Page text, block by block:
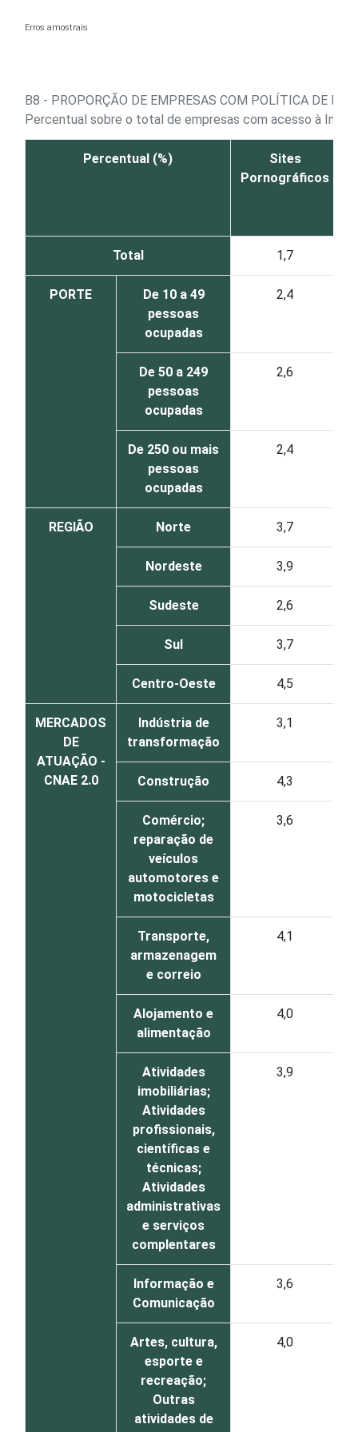
Erros amostrais
B8 - PROPORÇÃO DE EMPRESAS COM POLÍTICA DE
Percentual sobre o total de empresas com acesso à
Percentual (%)
Sites
Pornográficos
Total 1,7
PORTE
De 10 a 49
pessoas
ocupadas
2,4
De 50 a 249
pessoas
ocupadas
2,6
De 250 ou mais
pessoas
ocupadas
2,4
REGIÃO Norte 3,7
Nordeste 3,9
Sudeste 2,6
Sul 3,7
Centro-Oeste 4,5
MERCADOS
DE
ATUAÇÃO -
CNAE 2.0
Indústria de
transformação
3,1
Construção 4,3
Comércio;
reparação de
veículos
automotores e
motocicletas
3,6
Transporte,
armazenagem
e correio
4,1
Alojamento e
alimentação
4,0
Atividades
imobiliárias;
Atividades
profissionais,
científicas e
técnicas;
Atividades
administrativas
e serviços
complentares
3,9
Informação e
Comunicação
3,6
Artes, cultura,
esporte e
recreação;
Outras
atividades de
4,0